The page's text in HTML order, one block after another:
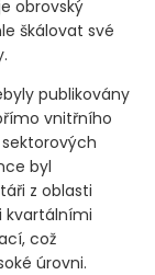
obrovský
škálovat své
publikovány
vnitřního
byl
z oblasti
kvartálními
což
úrovni.